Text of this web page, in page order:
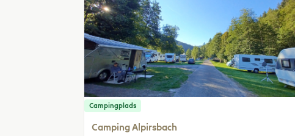
Campingplads
Camping Alpirsbach